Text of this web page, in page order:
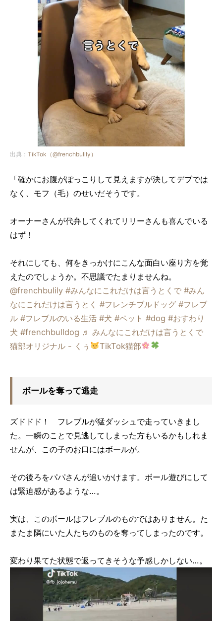
出典： TikTok（@frenchbulily）
「確かにお腹がぽっこりして見えますが決してデブでは
なく、モフ（毛）のせいだそうです。
オーナーさんが代弁してくれてリリーさんも喜んでいる
はず！
それにしても、何をきっかけにこんな面白い座り方を覚
えたのでしょうか。不思議でたまりませんね。
@frenchbulily #みんなにこれだけは言うとくで #みん
なにこれだけは言うとく #フレンチブルドッグ #フレブ
ル #フレブルのいる生活 #犬 #ペット #dog #おすわり
犬 #frenchbulldog ♬ みんなにこれだけは言うとくで
猫部オリジナル - くぅ
TikTok猫部
ボールを奪って逃走
ズドドド！ フレブルが猛ダッシュで走っていきまし
た。一瞬のことで見逃してしまった方もいるかもしれま
せんが、この子のお口にはボールが。
その後ろをパパさんが追いかけます。ボール遊びにして
は緊迫感があるような…。
実は、このボールはフレブルのものではありません。た
またま隣にいた人たちのものを奪ってしまったのです。
変わり果てた状態で返ってきそうな予感しかしない…。